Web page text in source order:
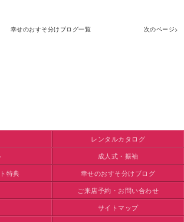
幸せのおすそ分けブログ一覧 次のページ>
レンタルカタログ
成人式・振袖
特典
幸せのおすそ分けブログ
ご来店予約・お問い合わせ
サイトマップ